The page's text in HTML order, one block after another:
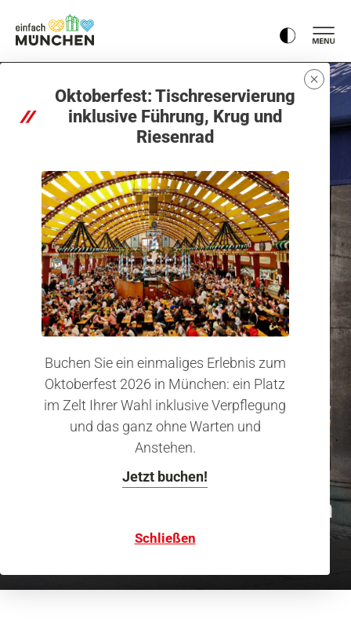
Oktoberfest: Tischreservierung
inklusive Führung, Krug und
Riesenrad
Buchen Sie ein einmaliges Erlebnis zum
Oktoberfest 2026 in München: ein Platz
im Zelt Ihrer Wahl inklusive Verpflegung
und das ganz ohne Warten und
Anstehen.
Jetzt buchen!
Schließen
Königlich einkaufen
Ein Besuch bei den
ehemaligen Hoflieferanten